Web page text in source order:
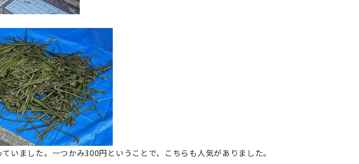
ました。一つかみ300円ということで、こちらも人気がありました。